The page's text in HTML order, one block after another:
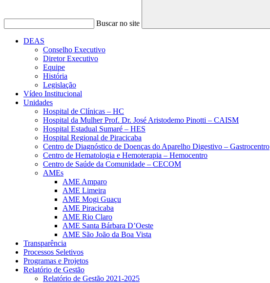
Buscar no site
Buscar
DEAS
Conselho Executivo
Diretor Executivo
Equipe
História
Legislação
Vídeo Institucional
Unidades
Hospital de Clínicas – HC
Hospital da Mulher Prof. Dr. José Aristodemo Pinotti – CAISM
Hospital Estadual Sumaré – HES
Hospital Regional de Piracicaba
Centro de Diagnóstico de Doenças do Aparelho Digestivo – Gastrocentro
Centro de Hematologia e Hemoterapia – Hemocentro
Centro de Saúde da Comunidade – CECOM
AMEs
AME Amparo
AME Limeira
AME Mogi Guaçu
AME Piracicaba
AME Rio Claro
AME Santa Bárbara D’Oeste
AME São João da Boa Vista
Transparência
Processos Seletivos
Programas e Projetos
Relatório de Gestão
Relatório de Gestão 2021-2025